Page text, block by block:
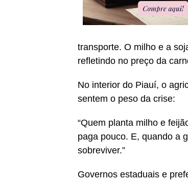
transporte. O milho e a
refletindo no preço da
No interior do Piauí, o
sentem o peso da crise:
“Quem planta milho e
paga pouco. E, quando a
sobreviver.”
Governos estaduais e